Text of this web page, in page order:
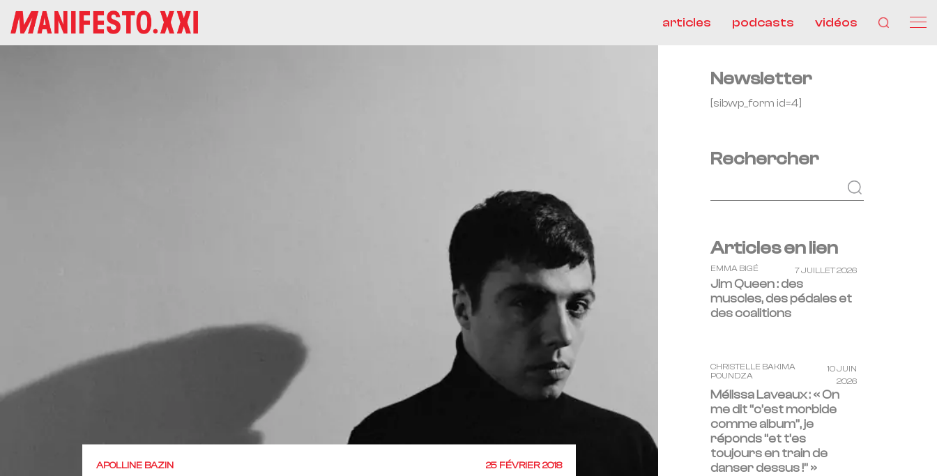
articles podcasts vidéos
APOLLINE BAZIN 25 FÉVRIER 2018
Newsletter
[sibwp_form id=4]
Rechercher
Articles en lien
EMMA BIGÉ 7 JUILLET 2026
Jim Queen : des
muscles, des pédales et
des coalitions
CHRISTELLE BAKIMA
POUNDZA
10 JUIN
2026
Mélissa Laveaux : « On
me dit “c’est morbide
comme album”, je
réponds “et t’es
toujours en train de
danser dessus !” »